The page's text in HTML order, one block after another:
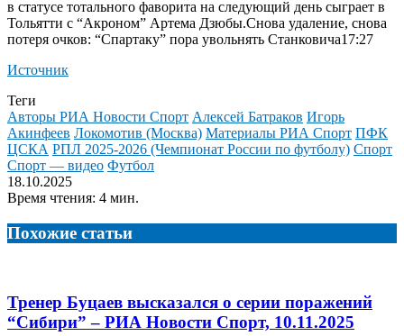
в статусе тотального фаворита на следующий день сыграет в
Тольятти с “Акроном” Артема Дзюбы.Снова удаление, снова
потеря очков: “Спартаку” пора увольнять Станковича17:27
Источник
Теги
Авторы РИА Новости Спорт Алексей Батраков Игорь
Акинфеев Локомотив (Москва) Материалы РИА Спорт ПФК
ЦСКА РПЛ 2025-2026 (Чемпионат России по футболу) Спорт
Спорт — видео Футбол
18.10.2025
Время чтения: 4 мин.
Похожие статьи
Тренер Буцаев высказался о серии поражений
“Сибири” – РИА Новости Спорт, 10.11.2025